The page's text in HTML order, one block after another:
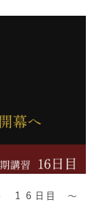
１６日目 ～